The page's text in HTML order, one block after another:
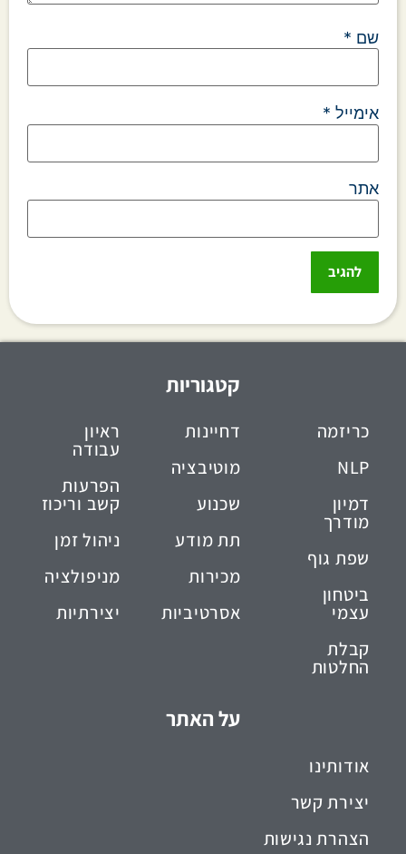
שם *
אימייל *
אתר
קטגוריות
כריזמה
NLP
דמיון
מודרך
שפת גוף
ביטחון
עצמי
קבלת
החלטות
דחיינות
מוטיבציה
שכנוע
תת מודע
מכירות
אסרטיביות
ראיון
עבודה
הפרעות
קשב וריכוז
ניהול זמן
מניפולציה
יצירתיות
על האתר
אודותינו
יצירת קשר
הצהרת נגישות